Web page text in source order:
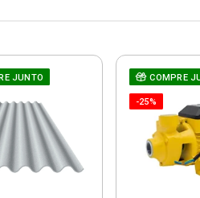
JUNTO COMPRE
-25%